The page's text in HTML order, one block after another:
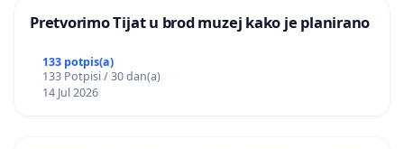
Pretvorimo Tijat u brod muzej kako je planirano
133 potpis(a)
133 Potpisi / 30 dan(a)
14 Jul 2026